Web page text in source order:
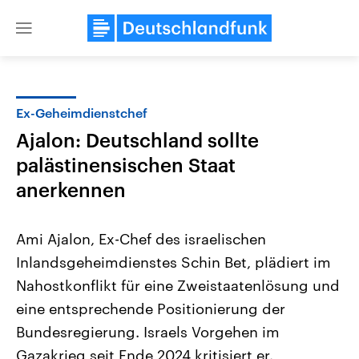
Close
Landtagswahl Sachsen-Anhalt
2026
Alle Informationen
Sachsen-Anhalt wählt am 6.
September 2026 einen neuen
Landtag. Seit 2021 wird das
Bundesland von einer Koalition aus
USA
Aktuelle Beiträge,
Hintergründe
Wirtschaftlich und
gehören die Vereinigten
den mächtigsten Ländern
mit großem Einfluss auf
Ex-Geheimdienstchef
Ajalon: Deutschland sollte
palästinensischen Staat
anerkennen
Ami Ajalon, Ex-Chef des israelischen
Inlandsgeheimdienstes Schin Bet, plädiert im
Nahostkonflikt für eine Zweistaatenlösung und
eine entsprechende Positionierung der
Bundesregierung. Israels Vorgehen im
Gazakrieg seit Ende 2024 kritisiert er.